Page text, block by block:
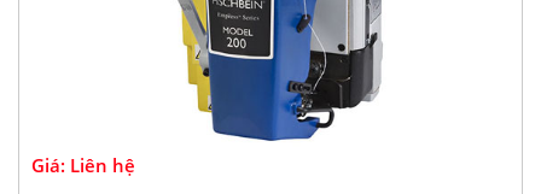
Giá: Liên hệ